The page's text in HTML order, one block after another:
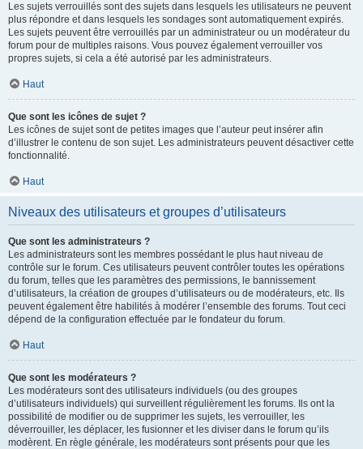
Les sujets verrouillés sont des sujets dans lesquels les utilisateurs ne peuvent
plus répondre et dans lesquels les sondages sont automatiquement expirés.
Les sujets peuvent être verrouillés par un administrateur ou un modérateur du
forum pour de multiples raisons. Vous pouvez également verrouiller vos
propres sujets, si cela a été autorisé par les administrateurs.
Haut
Que sont les icônes de sujet ?
Les icônes de sujet sont de petites images que l’auteur peut insérer afin
d’illustrer le contenu de son sujet. Les administrateurs peuvent désactiver cette
fonctionnalité.
Haut
Niveaux des utilisateurs et groupes d’utilisateurs
Que sont les administrateurs ?
Les administrateurs sont les membres possédant le plus haut niveau de
contrôle sur le forum. Ces utilisateurs peuvent contrôler toutes les opérations
du forum, telles que les paramètres des permissions, le bannissement
d’utilisateurs, la création de groupes d’utilisateurs ou de modérateurs, etc. Ils
peuvent également être habilités à modérer l’ensemble des forums. Tout ceci
dépend de la configuration effectuée par le fondateur du forum.
Haut
Que sont les modérateurs ?
Les modérateurs sont des utilisateurs individuels (ou des groupes
d’utilisateurs individuels) qui surveillent régulièrement les forums. Ils ont la
possibilité de modifier ou de supprimer les sujets, les verrouiller, les
déverrouiller, les déplacer, les fusionner et les diviser dans le forum qu’ils
modèrent. En règle générale, les modérateurs sont présents pour que les